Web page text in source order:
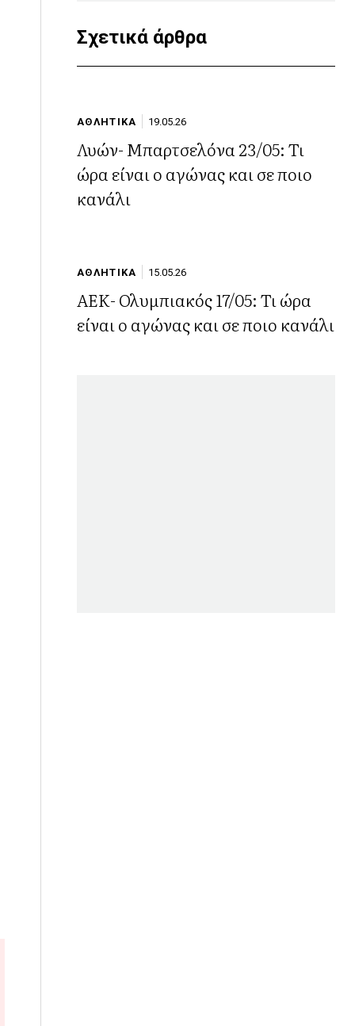
Σχετικά άρθρα
ΑΘΛΗΤΙΚΑ 19.05.26
Λυών- Μπαρτσελόνα 23/05: Τι
ώρα είναι ο αγώνας και σε ποιο
κανάλι
ΑΘΛΗΤΙΚΑ 15.05.26
ΑΕΚ- Ολυμπιακός 17/05: Τι ώρα
είναι ο αγώνας και σε ποιο κανάλι